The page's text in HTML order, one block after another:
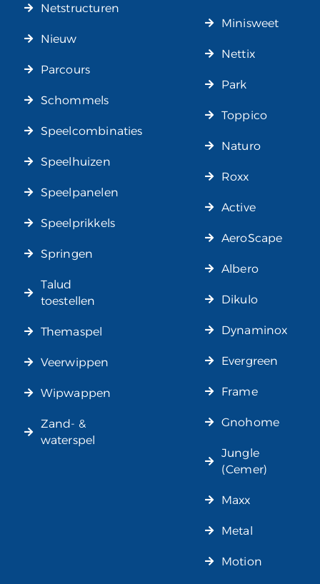
Netstructuren
Nieuw
Parcours
Schommels
Speelcombinaties
Speelhuizen
Speelpanelen
Speelprikkels
Springen
Talud
toestellen
Themaspel
Veerwippen
Wipwappen
Zand- &
waterspel
Minisweet
Nettix
Park
Toppico
Naturo
Roxx
Active
AeroScape
Albero
Dikulo
Dynaminox
Evergreen
Frame
Gnohome
Jungle
(Cemer)
Maxx
Metal
Motion